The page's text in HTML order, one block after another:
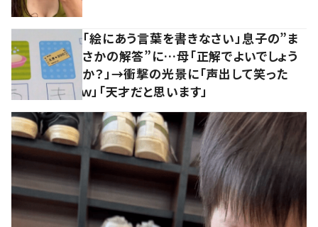
「絵にあう言葉を書きなさい」息子の”ま
さかの解答”に…母「正解でよいでしょう
か？」→衝撃の光景に「声出して笑った
ｗ」「天才だと思います」